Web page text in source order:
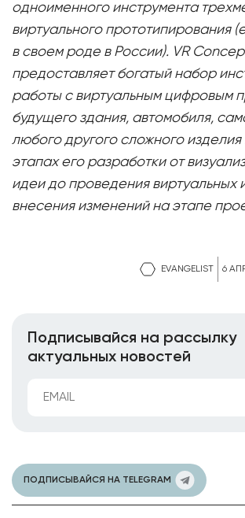
EVANGELIST 6
одноименного инструмента
виртуального прототипирования
в своем роде в России). VR
предоставляет богатый набор
работы с виртуальным цифровым
будущего здания, автомобиля,
любого другого сложного изделия
этапах его разработки от
идеи до проведения виртуальных
внесения изменений на этапе
Подписывайся на рассылку
актуальных новостей
ПОДПИСЫВАЙСЯ НА TELEGRAM